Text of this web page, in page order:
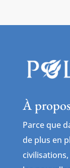
À propos
Parce que
de plus en